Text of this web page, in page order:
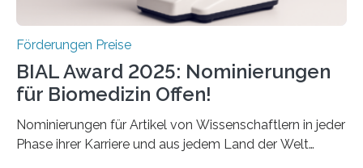
Förderungen Preise
BIAL Award 2025: Nominierungen
für Biomedizin Offen!
Nominierungen für Artikel von Wissenschaftlern in jeder
Phase ihrer Karriere und aus jedem Land der Welt